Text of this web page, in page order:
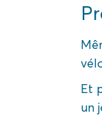
Et
un